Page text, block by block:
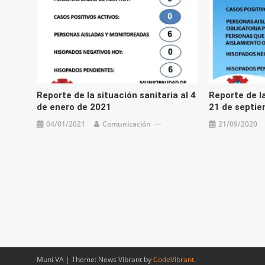
Reporte de la situación sanitaria al 4
de enero de 2021
04/01/2021 Comunicación
Reporte de
21 de
21/09/2020
Muni VA | Theme: News Vibrant byCodeVibrant.